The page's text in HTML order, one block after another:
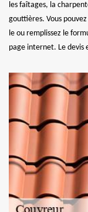
les faîtages, la
gouttières. Vous
le ou remplissez le
page internet. Le devis